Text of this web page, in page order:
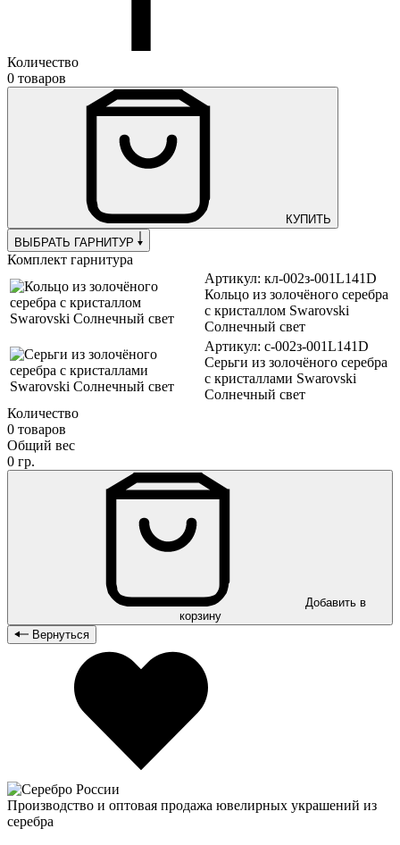
Количество
0 товаров
КУПИТЬ
ВЫБРАТЬ ГАРНИТУР
Комплект гарнитура
Артикул: кл-002з-001L141D
Кольцо из золочёного серебра
с кристаллом Swarovski
Солнечный свет
Артикул: с-002з-001L141D
Серьги из золочёного серебра
с кристаллами Swarovski
Солнечный свет
Количество
0 товаров
Общий вес
0 гр.
корзину
Вернуться
Производство и оптовая продажа ювелирных украшений из
серебра